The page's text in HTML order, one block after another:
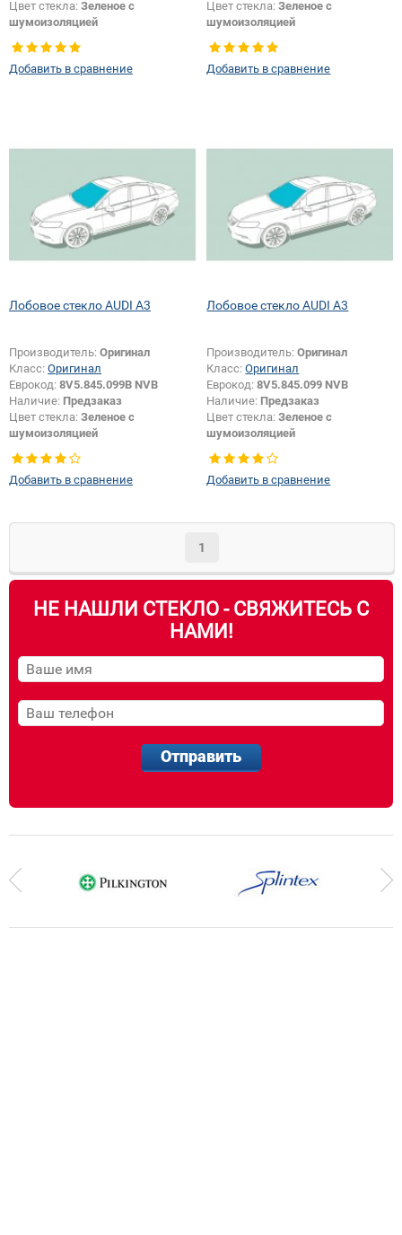
Цвет стекла: Зеленое с
шумоизоляцией
Цвет полосы:
Тип кузова:Хетчбек
Добавить в сравнение
Цвет стекла:Зеленое с
шумоизоляцией
Цвет полосы:
Тип кузова:Хетчбек
Появление или изменение
Добавить в сравнение
Лобовое стекло AUDI A3
Производитель: Оригинал
Класс: Оригинал
Еврокод: 8V5.845.099B NVB
Наличие: Предзаказ
Цвет стекла: Зеленое с
шумоизоляцией
Тип кузова:Седан
Добавить в сравнение
Лобовое стекло AUDI A3
Производитель:Оригинал
Класс:Оригинал
Еврокод:8V5.845.099 NVB
Наличие: Предзаказ
Цвет стекла:Зеленое с
шумоизоляцией
Добавить в сравнение
1
НЕ НАШЛИ СТЕКЛО - СВЯЖИТЕСЬ С
НАМИ!
Отправить